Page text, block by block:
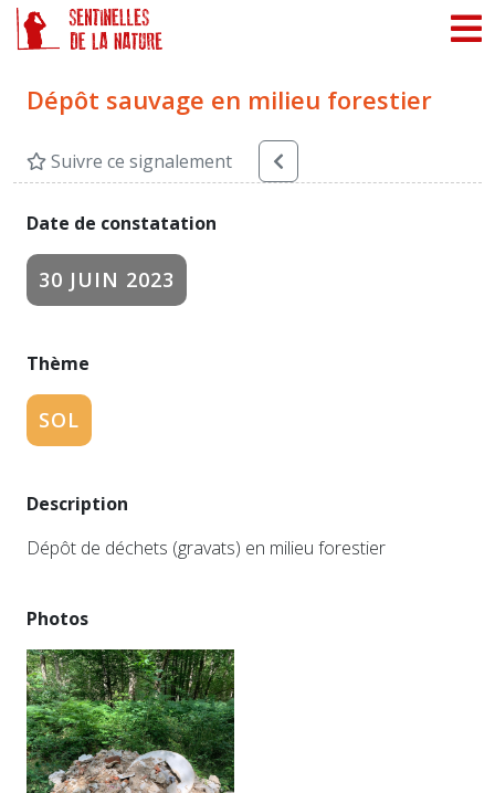
Dépôt sauvage en milieu forestier
Suivre ce signalement
Date de constatation
30 JUIN 2023
Thème
SOL
Description
Dépôt de déchets (gravats) en milieu forestier
Photos
Panneau de gestion des cookies